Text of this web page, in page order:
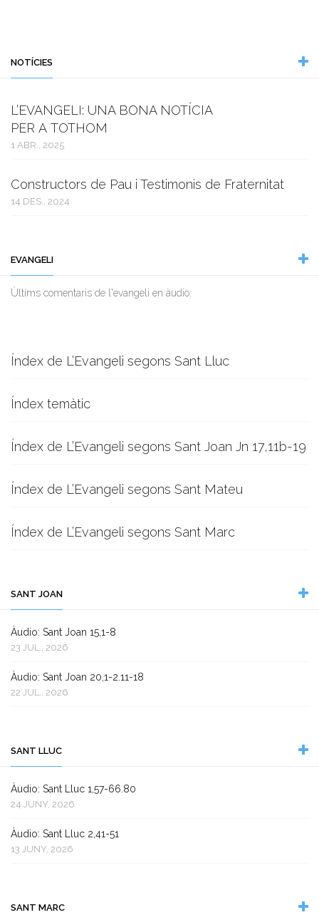
NOTÍCIES
L’EVANGELI: UNA BONA NOTÍCIA
PER A TOTHOM
1 ABR., 2025
Constructors de Pau i Testimonis de Fraternitat
14 DES., 2024
EVANGELI
Ùltims comentaris de l'evangeli en àudio:
Índex de L’Evangeli segons Sant Lluc
Índex temàtic
Índex de L’Evangeli segons Sant Joan Jn 17,11b-19
Índex de L’Evangeli segons Sant Mateu
Índex de L’Evangeli segons Sant Marc
SANT JOAN
Àudio: Sant Joan 15,1-8
23 JUL., 2026
Àudio: Sant Joan 20,1-2.11-18
22 JUL., 2026
SANT LLUC
Àudio: Sant Lluc 1,57-66.80
24 JUNY, 2026
Àudio: Sant Lluc 2,41-51
13 JUNY, 2026
SANT MARC